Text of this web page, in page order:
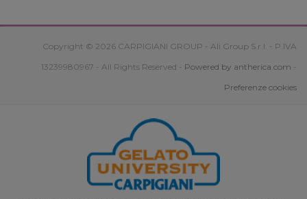
Copyright © 2026 CARPIGIANI GROUP - Ali Group S.r.l. - P.IVA
13239980967 - All Rights Reserved - Powered by antherica.com -
Preferenze cookies